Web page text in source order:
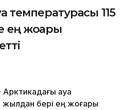
температурасы 115
ең жоғары
ауа
бері ең жоғары